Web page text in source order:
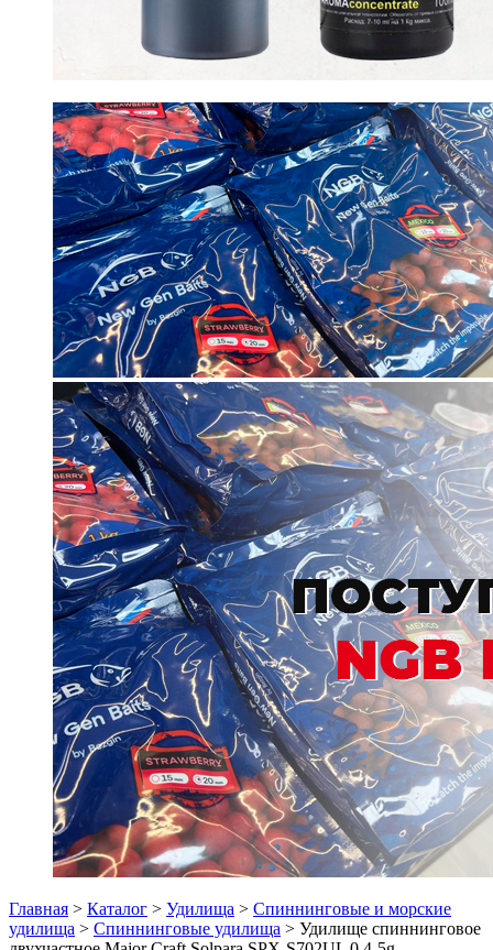
Главная > Каталог > Удилища > Спиннинговые и морские
удилища > Спиннинговые удилища > Удилище спиннинговое